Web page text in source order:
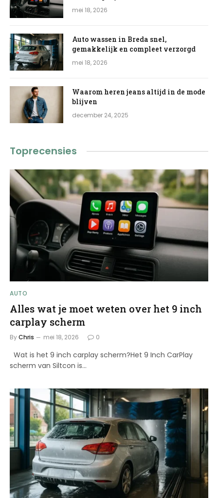
mei 18, 2026
Auto wassen in Breda snel,
gemakkelijk en compleet verzorgd
mei 18, 2026
Waarom heren jeans altijd in de mode
blijven
december 24, 2025
Toprecensies
AUTO
Alles wat je moet weten over het 9 inch
carplay scherm
ByChris mei 18, 2026 0
Wat is het 9 inch carplay scherm?Het 9 Inch CarPlay
scherm van Siltcon is…